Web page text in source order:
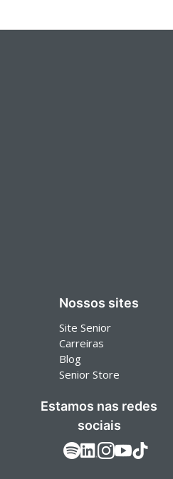
Nossos sites
Site Senior
Carreiras
Blog
Senior Store
Estamos nas redes
sociais